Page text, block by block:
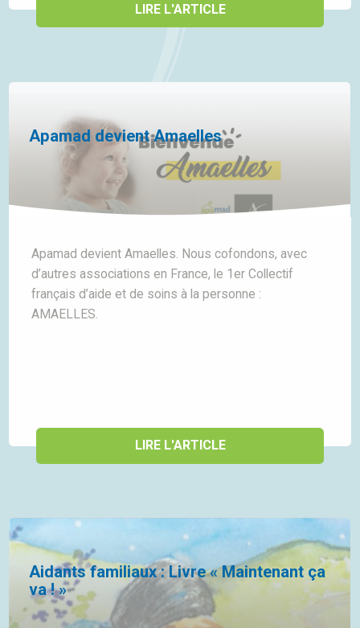
LIRE L'ARTICLE
Apamad devient Amaelles
Apamad devient Amaelles. Nous cofondons, avec
d’autres associations en France, le 1er Collectif
français d’aide et de soins à la personne :
AMAELLES.
LIRE L'ARTICLE
Aidants familiaux : Livre « Maintenant ça
va ! »